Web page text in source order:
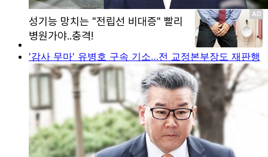
'감사 무마' 유병호 구속 기소…전 교정본부장도 재판행